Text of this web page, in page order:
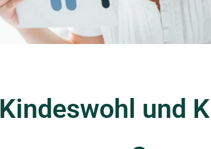
Kindeswohl und